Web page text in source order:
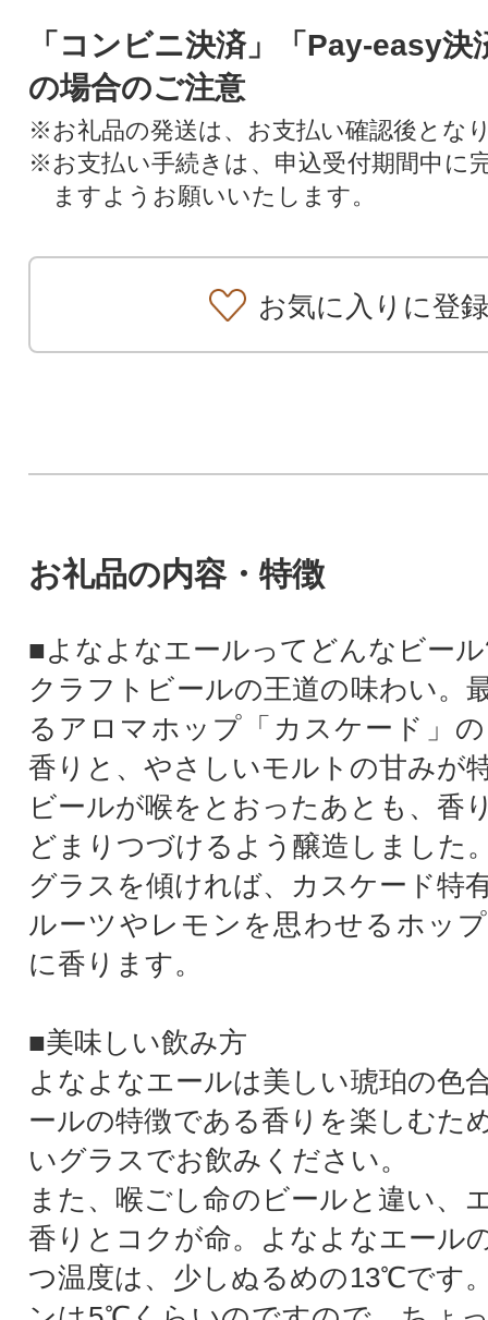
「コンビニ決済」「Pay-easy決
の場合のご注意
※お礼品の発送は、お支払い確認後とな
※お支払い手続きは、申込受付期間中に
ますようお願いいたします。
お気に入りに登録
お礼品の内容・特徴
■よなよなエールってどんなビー
クラフトビールの王道の味わい。
るアロマホップ「カスケード」
香りと、やさしいモルトの甘みが
ビールが喉をとおったあとも、香
どまりつづけるよう醸造しました
グラスを傾ければ、カスケード特
ルーツやレモンを思わせるホッ
に香ります。
■美味しい飲み方
よなよなエールは美しい琥珀の色
ールの特徴である香りを楽しむた
いグラスでお飲みください。
また、喉ごし命のビールと違い、
香りとコクが命。よなよなエール
つ温度は、少しぬるめの13℃です